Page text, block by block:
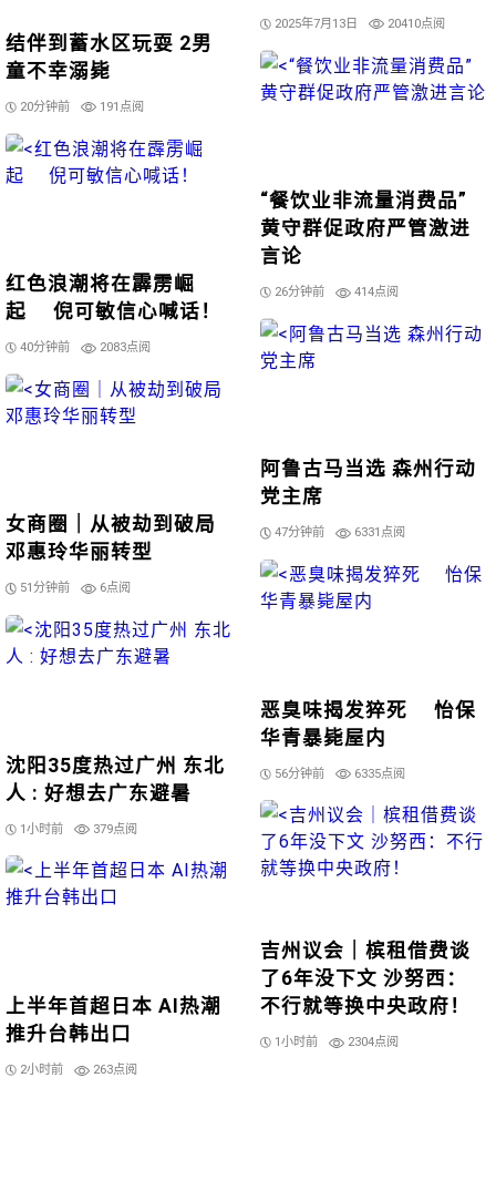
2025年7月13日 20410点阅
结伴到蓄水区玩耍 2男
童不幸溺毙
20分钟前 191点阅
“餐饮业非流量消费品”
黄守群促政府严管激进
言论
26分钟前 414点阅
红色浪潮将在霹雳崛
起 倪可敏信心喊话！
40分钟前 2083点阅
阿鲁古马当选 森州行动
党主席
47分钟前 6331点阅
女商圈｜从被劫到破局
邓惠玲华丽转型
51分钟前 6点阅
恶臭味揭发猝死 怡保
华青暴毙屋内
56分钟前 6335点阅
沈阳35度热过广州 东北
人 : 好想去广东避暑
1小时前 379点阅
吉州议会｜槟租借费谈
了6年没下文 沙努西：
不行就等换中央政府！
1小时前 2304点阅
上半年首超日本 AI热潮
推升台韩出口
2小时前 263点阅